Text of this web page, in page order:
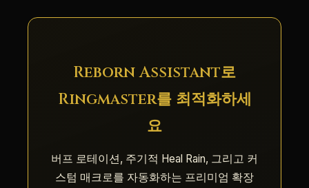
Reborn Assistant로
Ringmaster를 최적화하세
요
버프 로테이션, 주기적 Heal Rain, 그리고 커
스텀 매크로를 자동화하는 프리미엄 확장